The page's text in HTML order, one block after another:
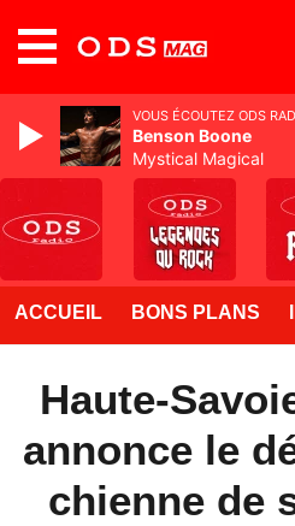
ACCUEIL BONS PLANS
Haute-
annonce le
chienne de
VOUS ÉCOUTEZ ODS
Benson Boone
Mystical Magical